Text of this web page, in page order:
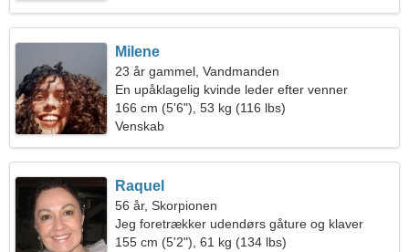
Milene
23 år gammel, Vandmanden
En upåklagelig kvinde leder efter venner
166 cm (5'6"), 53 kg (116 lbs)
Venskab
Raquel
56 år, Skorpionen
Jeg foretrækker udendørs gåture og klaver
155 cm (5'2"), 61 kg (134 lbs)